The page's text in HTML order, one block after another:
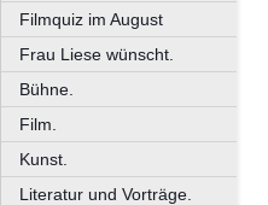
Filmquiz im August
Frau Liese wünscht.
Bühne.
Film.
Kunst.
Literatur und Vorträge.